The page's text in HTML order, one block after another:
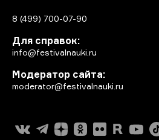
8 (499) 700-07-90
Для справок:
info@festivalnauki.ru
Модератор сайта:
moderator@festivalnauki.ru